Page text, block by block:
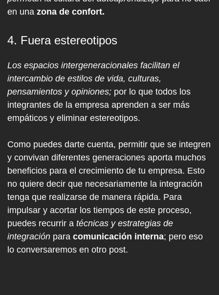
en una zona de confort.
4. Fuera estereotipos
Los espacios intergeneracionales facilitan el
intercambio de estilos de vida, culturas,
pensamientos y opiniones; por lo que todos los
integrantes de la empresa aprenden a ser más
empáticos y eliminar estereotipos.
Como puedes darte cuenta, permitir que se integren
y convivan diferentes generaciones aporta muchos
beneficios para el crecimiento de tu empresa. Esto
no quiere decir que necesariamente la integración
tenga que realizarse de manera rápida. Para
impulsar y acortar los tiempos de este proceso,
puedes recurrir a técnicas y estrategias de
integración para comunicación interna; pero eso
lo conversaremos en otro post.